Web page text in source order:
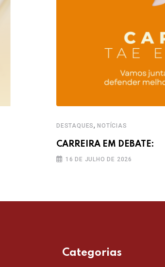
DESTAQUES,NOTÍCIAS
CARREIRA EM DEBATE:
16 DE JULHO DE 2026
Categorias